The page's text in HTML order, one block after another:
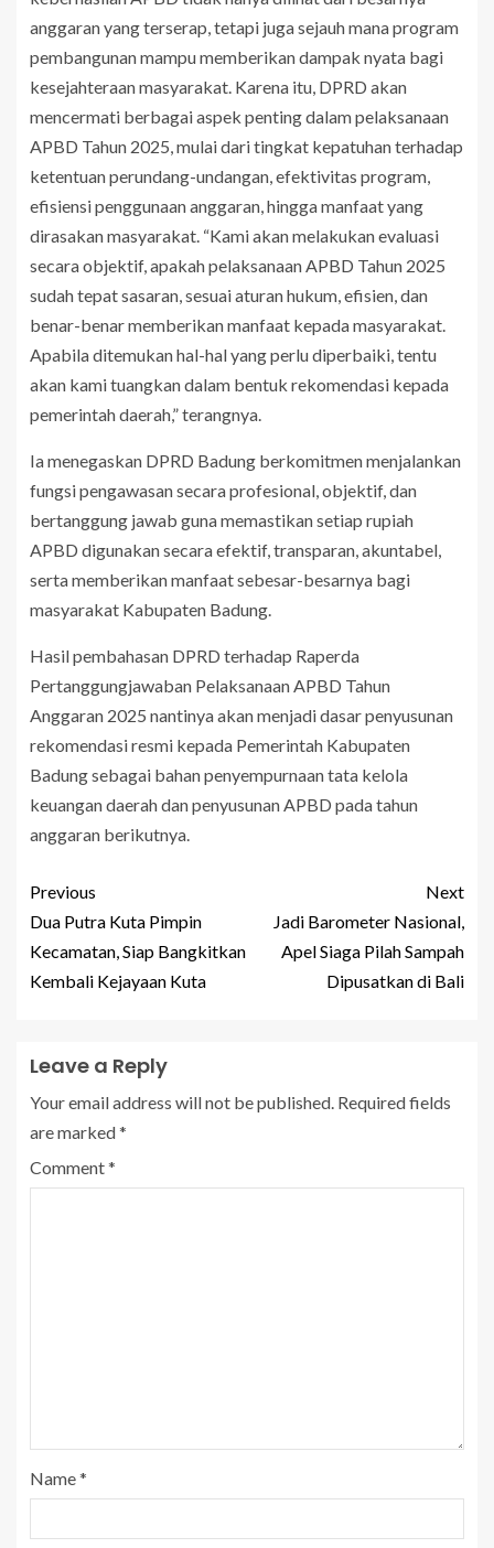
anggaran yang terserap, tetapi juga sejauh mana program
pembangunan mampu memberikan dampak nyata bagi
kesejahteraan masyarakat. Karena itu, DPRD akan
mencermati berbagai aspek penting dalam pelaksanaan
APBD Tahun 2025, mulai dari tingkat kepatuhan terhadap
ketentuan perundang-undangan, efektivitas program,
efisiensi penggunaan anggaran, hingga manfaat yang
dirasakan masyarakat. “Kami akan melakukan evaluasi
secara objektif, apakah pelaksanaan APBD Tahun 2025
sudah tepat sasaran, sesuai aturan hukum, efisien, dan
benar-benar memberikan manfaat kepada masyarakat.
Apabila ditemukan hal-hal yang perlu diperbaiki, tentu
akan kami tuangkan dalam bentuk rekomendasi kepada
pemerintah daerah,” terangnya.
Ia menegaskan DPRD Badung berkomitmen menjalankan
fungsi pengawasan secara profesional, objektif, dan
bertanggung jawab guna memastikan setiap rupiah
APBD digunakan secara efektif, transparan, akuntabel,
serta memberikan manfaat sebesar-besarnya bagi
masyarakat Kabupaten Badung.
Hasil pembahasan DPRD terhadap Raperda
Pertanggungjawaban Pelaksanaan APBD Tahun
Anggaran 2025 nantinya akan menjadi dasar penyusunan
rekomendasi resmi kepada Pemerintah Kabupaten
Badung sebagai bahan penyempurnaan tata kelola
keuangan daerah dan penyusunan APBD pada tahun
anggaran berikutnya.
Previous
Dua Putra Kuta Pimpin
Kecamatan, Siap Bangkitkan
Kembali Kejayaan Kuta
Next
Jadi Barometer Nasional,
Apel Siaga Pilah Sampah
Dipusatkan di Bali
Leave a Reply
Your email address will not be published. Required fields
are marked*
Comment*
Name*